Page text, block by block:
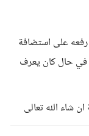
رفعه على استضافة
في حال كان يعرف
شاء الله تعالى